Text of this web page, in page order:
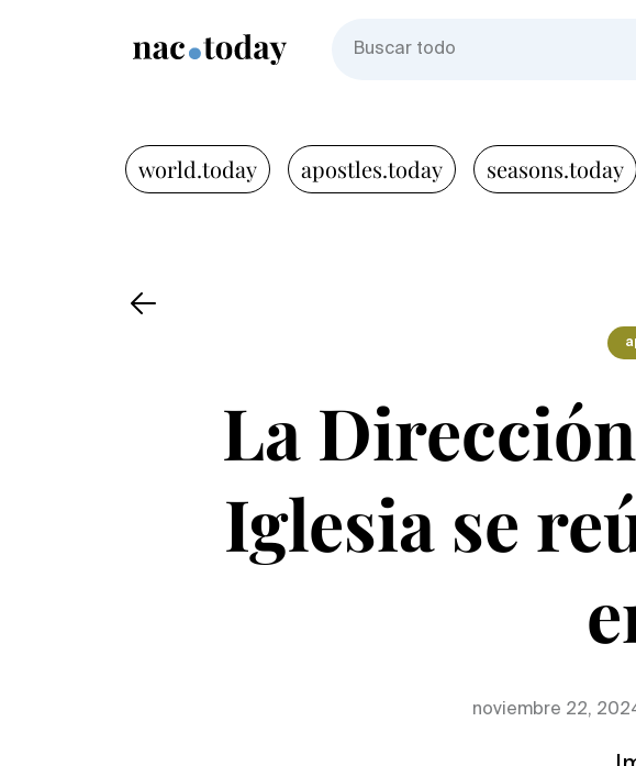
world.today apostles.today seasons.today
La
Iglesia se
noviembre 22,